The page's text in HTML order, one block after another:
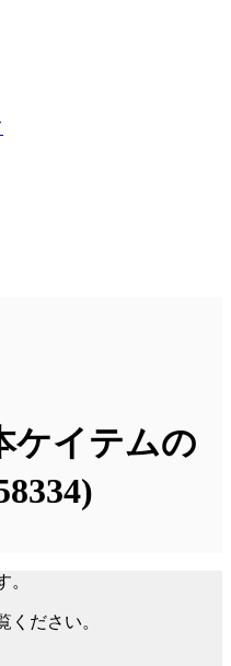
ケイテムの
。
ください。